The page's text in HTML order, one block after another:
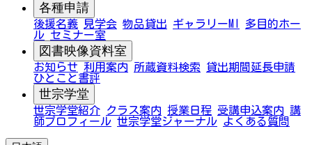
各種申請
後援名義 見学会 物品貸出 ギャラリーMI
多目的ホー
ル セミナー室
図書映像資料室
お知らせ 利用案内 所蔵資料検索
貸出期間延長申請
ひとこと書評
世宗学堂
世宗学堂紹介 クラス案内 授業日程 受講申込案内 講
師プロフィール 世宗学堂ジャーナル よくある質問